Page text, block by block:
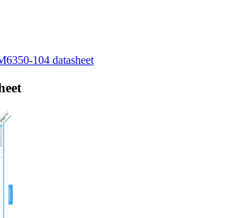
104 datasheet